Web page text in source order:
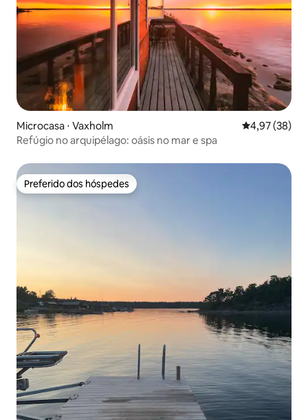
Microcasa ⋅ Vaxholm 4,97 de uma
4,97 (38)
Refúgio no arquipélago: oásis no mar e spa
Preferido dos hóspedes
Preferido dos hóspedes